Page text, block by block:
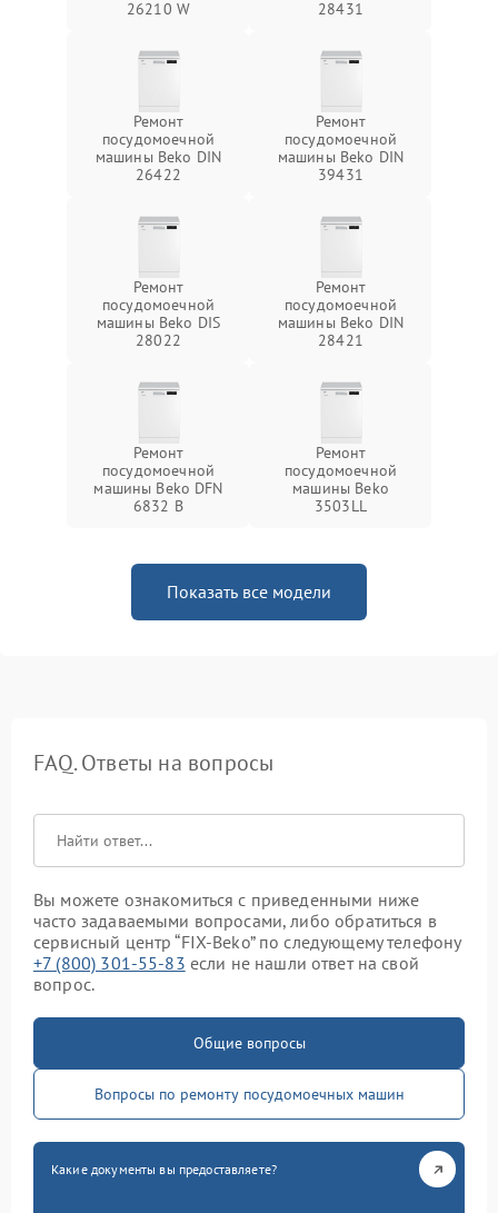
26210 W
28431
Ремонт
посудомоечной
машины Beko DIN
26422
Ремонт
посудомоечной
машины Beko DIN
39431
Ремонт
посудомоечной
машины Beko DIS
28022
Ремонт
посудомоечной
машины Beko DIN
28421
Ремонт
посудомоечной
машины Beko DFN
6832 B
Ремонт
посудомоечной
машины Beko
3503LL
Показать все модели
FAQ. Ответы на вопросы
Вы можете ознакомиться с приведенными ниже
часто задаваемыми вопросами, либо обратиться в
сервисный центр “FIX-Beko” по следующему телефону
+7 (800) 301-55-83 если не нашли ответ на свой
вопрос.
Общие вопросы
Вопросы по ремонту посудомоечных машин
Какие документы вы предоставляете?